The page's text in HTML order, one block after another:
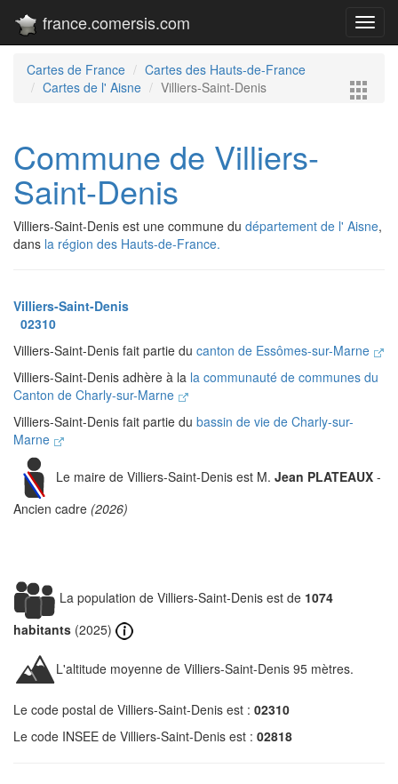
france.comersis.com
Cartes de France
Cartes des Hauts-de-France
Cartes de l' Aisne
Villiers-Saint-Denis
Commune de Villiers-
Saint-Denis
Villiers-Saint-Denis est une commune du département de l' Aisne,
dans la région des Hauts-de-France.
Villiers-Saint-Denis
02310
Villiers-Saint-Denis fait partie du canton de Essômes-sur-Marne
Villiers-Saint-Denis adhère à la la communauté de communes du
Canton de Charly-sur-Marne
Villiers-Saint-Denis fait partie du bassin de vie de Charly-sur-
Marne
Le maire de Villiers-Saint-Denis est M. Jean PLATEAUX -
Ancien cadre (2026)
La population de Villiers-Saint-Denis est de 1074
habitants (2025)
L'altitude moyenne de Villiers-Saint-Denis 95 mètres.
Le code postal de Villiers-Saint-Denis est : 02310
Le code INSEE de Villiers-Saint-Denis est : 02818